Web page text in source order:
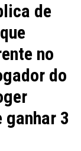
de
no
do
ganhar 3